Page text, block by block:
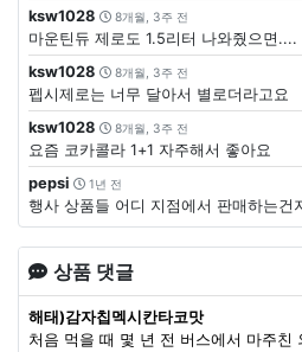
ksw1028
8개월, 3주 전
마운틴듀 제로도 1.5리터 나와줬으면....
ksw1028
8개월, 3주 전
펩시제로는 너무 달아서 별로더라고요
ksw1028
8개월, 3주 전
요즘 코카콜라 1+1 자주해서 좋아요
pepsi
1년 전
행사 상품들 어디 지점에서 판매하는건
상품 댓글
해태)감자칩멕시칸타코맛
처음 먹을 때 몇 년 전 버스에서 마주친